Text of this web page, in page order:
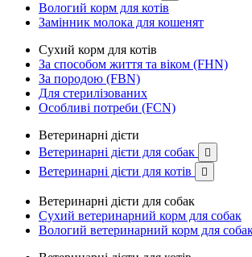
Вологий корм для котів
Замінник молока для кошенят
Сухий корм для котів
За способом життя та віком (FHN)
За породою (FBN)
Для стерилізованих
Особливі потреби (FCN)
Ветеринарні дієти
Ветеринарні дієти для собак

Ветеринарні дієти для котів 
Ветеринарні дієти для собак
Сухий ветеринарний корм для собак
Вологий ветеринарний корм для